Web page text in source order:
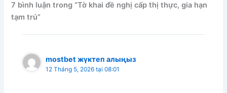
7 bình luận trong “Tờ khai đề nghị cấp thị thực, gia hạn
tạm trú”
mostbet жүктеп алыңыз
12 Tháng 5, 2026 tại 08:01